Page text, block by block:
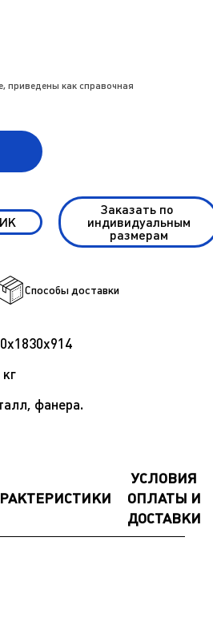
приведены как справочная
Заказать по
индивидуальным
размерам
Способы доставки
фанера.
УСЛОВИЯ
ОПЛАТЫ И
ДОСТАВКИ